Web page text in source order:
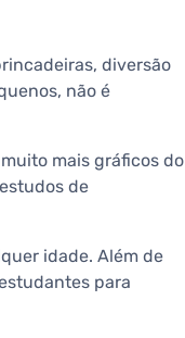
diversão
não é
mais gráficos do
de
idade. Além de
para